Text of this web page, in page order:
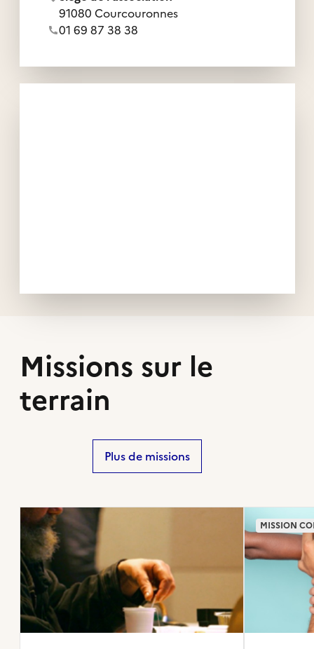
91080 Courcouronnes
Numéro de téléphone de l'association :
01 69 87 38 38
Missions sur le
terrain
Plus de missions
MISSION